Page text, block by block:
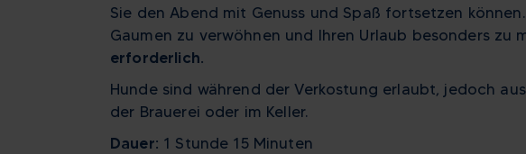
Sie den Abend mit Genuss und Spaß fortsetzen
Gaumen zu verwöhnen und Ihren Urlaub besonders zu
erforderlich.
Hunde sind während der Verkostung erlaubt, jedoch
der Brauerei oder im Keller.
Dauer: 1 Stunde 15 Minuten